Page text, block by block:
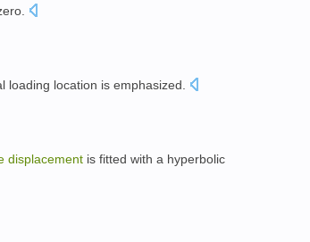
loading location is emphasized
displacement is fitted with a hyperbolic